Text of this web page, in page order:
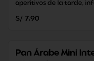
aperitivos de la tarde,
S/ 7.90
Pan Árabe Mini